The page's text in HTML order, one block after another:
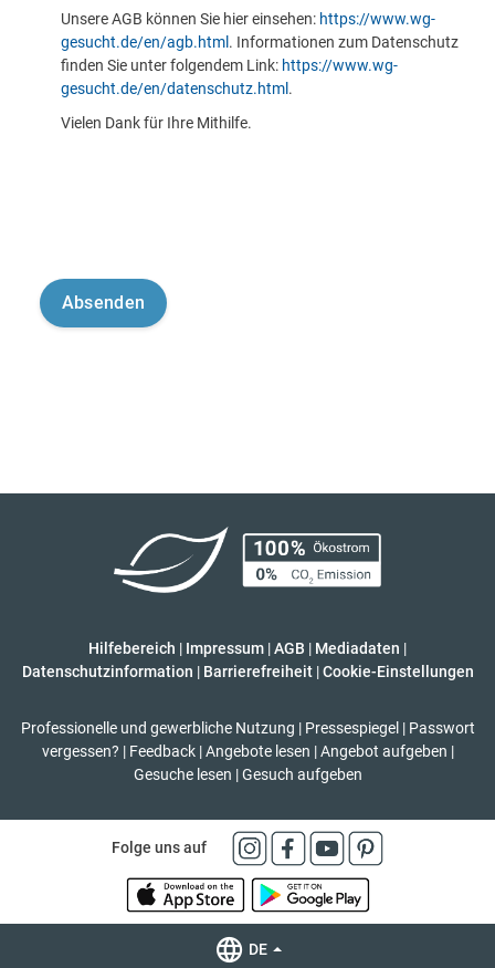
Unsere AGB können Sie hier einsehen: https://www.wg-
gesucht.de/en/agb.html . Informationen zum Datenschutz
finden Sie unter folgendem Link: https://www.wg-
gesucht.de/en/datenschutz.html .
Vielen Dank für Ihre Mithilfe.
Hilfebereich | Impressum |AGB | Mediadaten |
Datenschutzinformation | Barrierefreiheit | Cookie-Einstellungen
Professionelle und gewerbliche Nutzung | Pressespiegel | Passwort
vergessen? | Feedback | Angebote lesen | Angebot aufgeben |
Gesuche lesen | Gesuch aufgeben
Folge uns auf
DE